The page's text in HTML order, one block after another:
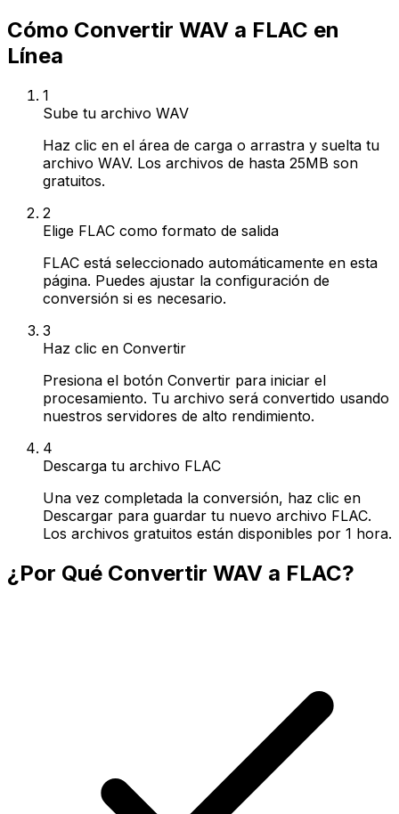
Cómo Convertir WAV a FLAC en
Línea
1
Sube tu archivo WAV
Haz clic en el área de carga o arrastra y suelta tu
archivo WAV. Los archivos de hasta 25MB son
gratuitos.
2
Elige FLAC como formato de salida
FLAC está seleccionado automáticamente en esta
página. Puedes ajustar la configuración de
conversión si es necesario.
3
Haz clic en Convertir
Presiona el botón Convertir para iniciar el
procesamiento. Tu archivo será convertido usando
nuestros servidores de alto rendimiento.
4
Descarga tu archivo FLAC
Una vez completada la conversión, haz clic en
Descargar para guardar tu nuevo archivo FLAC.
Los archivos gratuitos están disponibles por 1 hora.
¿Por Qué Convertir WAV a FLAC?